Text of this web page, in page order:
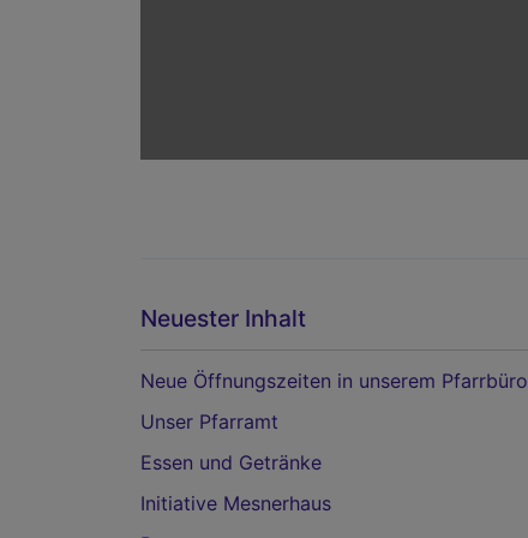
Neuester Inhalt
Neue Öffnungszeiten in unserem Pfarrbüro
Unser Pfarramt
Essen und Getränke
Initiative Mesnerhaus